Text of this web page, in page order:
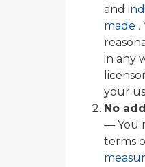
and
made .
in any
your
No
— You
terms